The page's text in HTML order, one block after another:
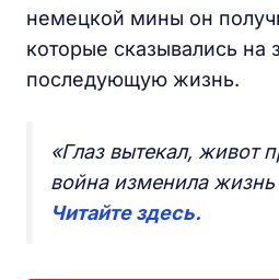
немецкой мины он
которые сказывались на
последующую жизнь.
«Глаз вытекал, живот
война изменила жизнь
Читайте здесь.